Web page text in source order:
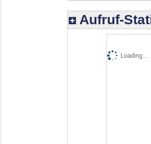
Aufruf-
Loading...